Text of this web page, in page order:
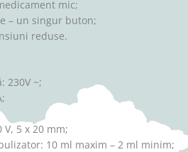
mic;
– un singur buton;
reduse.
230V ~;
V, 5 x 20 mm;
10 ml maxim – 2 ml minim;